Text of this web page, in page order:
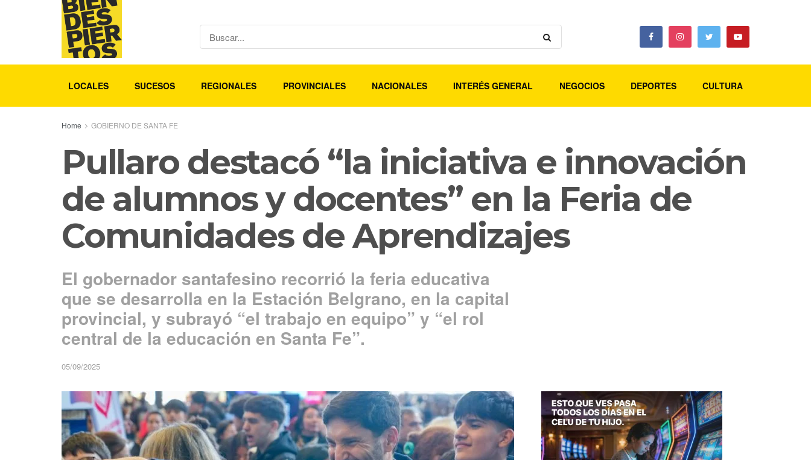
LOCALES SUCESOS REGIONALES PROVINCIALES NACIONALES INTERÉS GENERAL NEGOCIOS DEPORTES CULTURA
Home GOBIERNO DE SANTA FE
Pullaro destacó “la iniciativa e innovación
de alumnos y docentes” en la Feria de
Comunidades de Aprendizajes
El gobernador santafesino recorrió la feria educativa
que se desarrolla en la Estación Belgrano, en la capital
provincial, y subrayó “el trabajo en equipo” y “el rol
central de la educación en Santa Fe”.
05/09/2025